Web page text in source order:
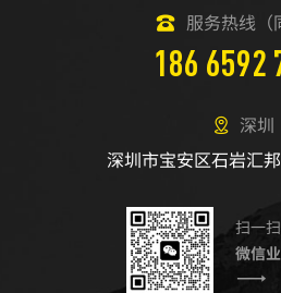
服务热线（
186 6592
深圳
深圳市宝安区石岩汇
扫一
微信